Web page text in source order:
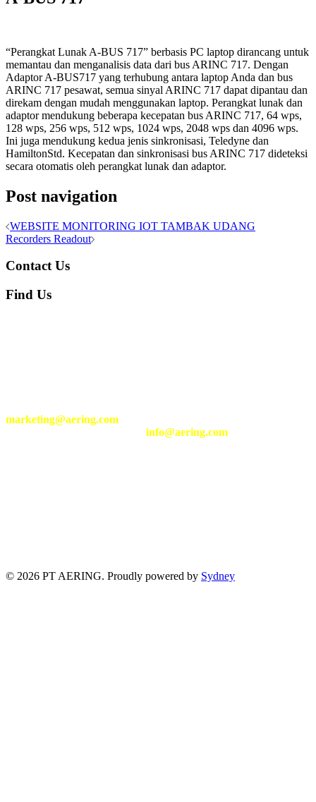
“Perangkat Lunak A-BUS 717” berbasis PC laptop dirancang untuk
memantau dan menganalisis data dari bus ARINC 717. Dengan
Adaptor A-BUS717 yang terhubung antara laptop Anda dan bus
ARINC 717 pesawat, semua sinyal ARINC 717 dapat dipantau dan
direkam dengan mudah menggunakan laptop. Perangkat lunak dan
adaptor mendukung beberapa kecepatan bus ARINC 717, 64 wps,
128 wps, 256 wps, 512 wps, 1024 wps, 2048 wps dan 4096 wps.
Ini juga mendukung kedua jenis sinkronisasi, Teledyne dan
HamiltonStd. Kecepatan dan sinkronisasi bus ARINC 717 dideteksi
secara otomatis oleh perangkat lunak dan adaptor.
Post navigation
WEBSITE MONITORING IOT TAMBAK UDANG
Recorders Readout
Contact Us
Find Us
marketing@aering.com
info@aering.com
© 2026 PT AERING. Proudly powered by Sydney